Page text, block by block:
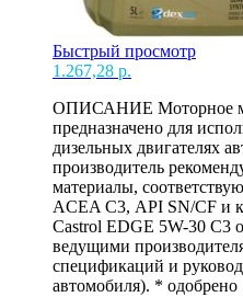
Быстрый просмотр
1.267,28 р.
ОПИСАНИЕ Моторное
предназначено для
дизельных двигателях
производитель
материалы,
ACEA С3, API SN/CF и
Castrol EDGE 5W-30 C3
ведущими
спецификаций и
автомобиля). *